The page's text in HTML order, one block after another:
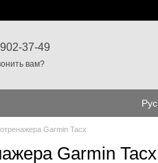
37-49
вам?
Рус
Garmin Tacx
Garmin Tacx